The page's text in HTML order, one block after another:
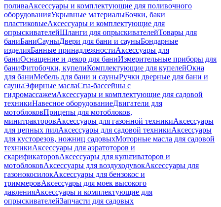
поливаАксессуары и комплектующие для поливочного
оборудованияУкрывные материалыБочки, баки
пластиковыеАксессуары и комплектующие для
опрыскивателейШланги для опрыскивателейТовары для
баниБаниСауныДвери для бани и сауныБондарные
изделияБанные принадлежностиАксессуары для
баниОснащение и декор для баниИзмерительные приборы для
баниФитобочки, купелиКомплектующие для купелейОкна
для баниМебель для бани и сауныРучки дверные для бани и
сауныЭфирные маслаСпа-бассейны с
гидромассажемАксессуары и комплектующие для садовой
техникиНавесное оборудованиеДвигатели для
мотоблоковПрицепы для мотоблоков,
минитракторовАксессуары для газонной техникиАксессуары
для цепных пилАксессуары для садовой техникиАксессуары
для кусторезов, ножниц садовыхМоторные масла для садовой
техникиАксессуары для аэратоторов и
скарификаторовАксессуары для культиваторов и
мотоблоковАксессуары для воздуходувокАксессуары для
газонокосилокАксессуары для бензокос и
триммеровАксессуары для моек высокого
давленияАксессуары и комплектующие для
опрыскивателейЗапчасти для садовых